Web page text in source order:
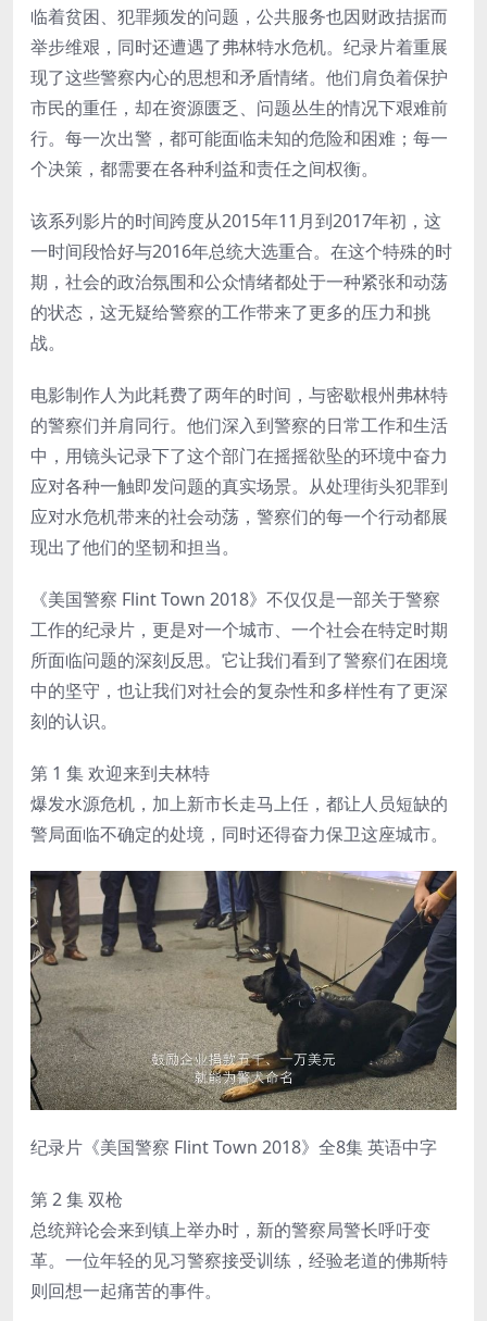
临着贫困、犯罪频发的问题，公共服务也因财政拮据而
举步维艰，同时还遭遇了弗林特水危机。纪录片着重展
现了这些警察内心的思想和矛盾情绪。他们肩负着保护
市民的重任，却在资源匮乏、问题丛生的情况下艰难前
行。每一次出警，都可能面临未知的危险和困难；每一
个决策，都需要在各种利益和责任之间权衡。
该系列影片的时间跨度从2015年11月到2017年初，这
一时间段恰好与2016年总统大选重合。在这个特殊的时
期，社会的政治氛围和公众情绪都处于一种紧张和动荡
的状态，这无疑给警察的工作带来了更多的压力和挑
战。
电影制作人为此耗费了两年的时间，与密歇根州弗林特
的警察们并肩同行。他们深入到警察的日常工作和生活
中，用镜头记录下了这个部门在摇摇欲坠的环境中奋力
应对各种一触即发问题的真实场景。从处理街头犯罪到
应对水危机带来的社会动荡，警察们的每一个行动都展
现出了他们的坚韧和担当。
《美国警察 Flint Town 2018》不仅仅是一部关于警察
工作的纪录片，更是对一个城市、一个社会在特定时期
所面临问题的深刻反思。它让我们看到了警察们在困境
中的坚守，也让我们对社会的复杂性和多样性有了更深
刻的认识。
第 1 集 欢迎来到夫林特
爆发水源危机，加上新市长走马上任，都让人员短缺的
警局面临不确定的处境，同时还得奋力保卫这座城市。
纪录片《美国警察 Flint Town 2018》全8集 英语中字
第 2 集 双枪
总统辩论会来到镇上举办时，新的警察局警长呼吁变
革。一位年轻的见习警察接受训练，经验老道的佛斯特
则回想一起痛苦的事件。